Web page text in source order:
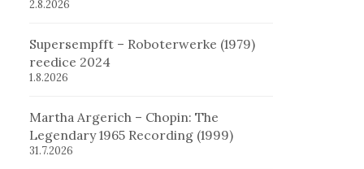
2.8.2026
Supersempfft – Roboterwerke (1979)
reedice 2024
1.8.2026
Martha Argerich – Chopin: The
Legendary 1965 Recording (1999)
31.7.2026